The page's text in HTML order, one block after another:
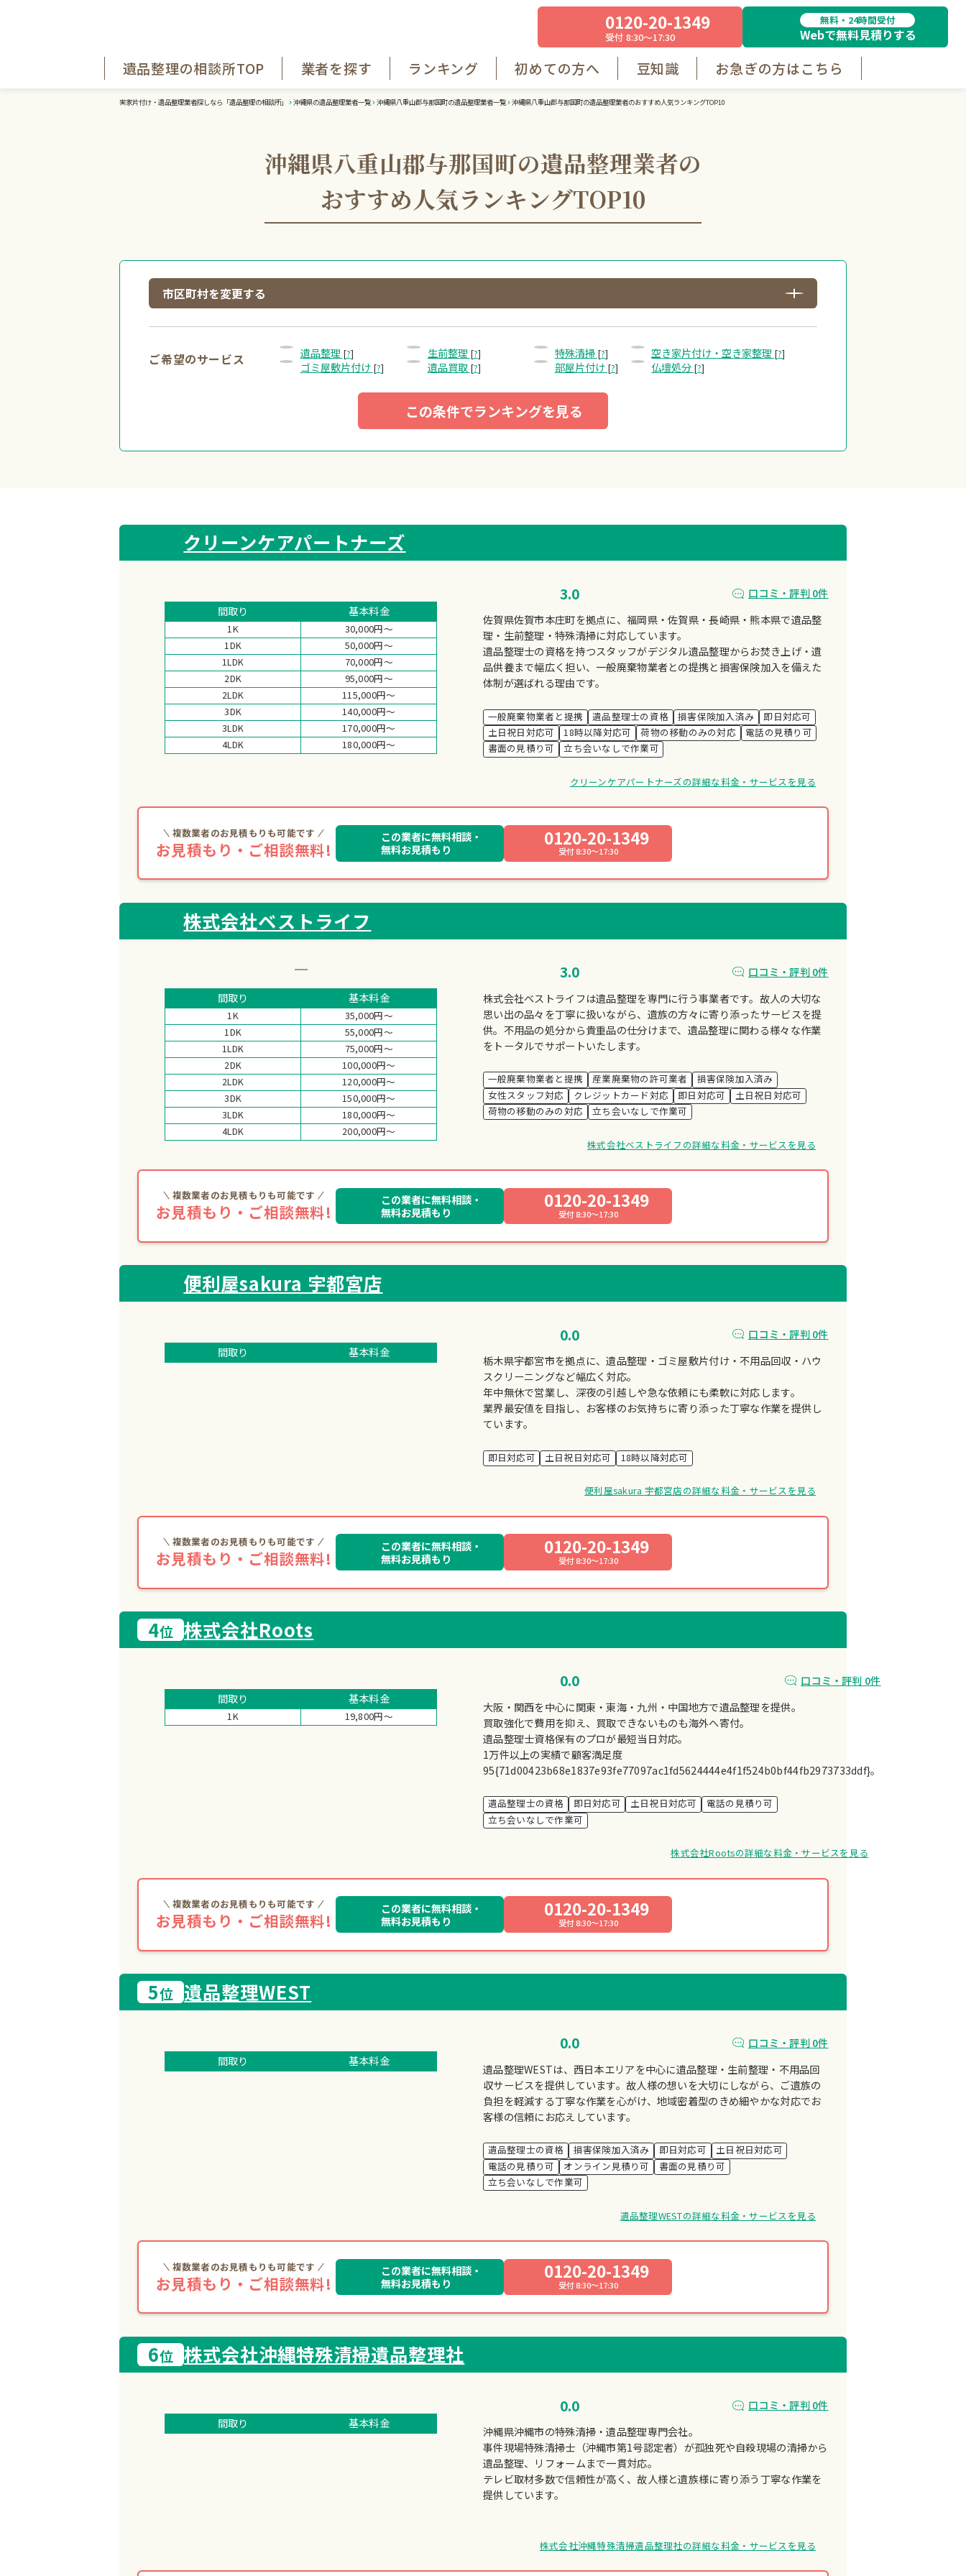
0120-20-1349
受付 8:30～17:30
無料・24時間受付
Webで無料見積りする
遺品整理の相談所TOP 業者を探す ランキング 初めての方へ 豆知識 お急ぎの方はこちら
実家片付け・遺品整理業者探しなら「遺品整理の相談所」 沖縄県の遺品整理業者一覧 沖縄県八重山郡与那国町の遺品整理業者一覧 沖縄県八重山郡与那国町の遺品整理業者のおすすめ人気ランキングTOP10
沖縄県八重山郡与那国町の遺品整理業者の
おすすめ人気ランキングTOP10
市区町村を変更する
ご希望のサービス 遺品整理 [?] 生前整理 [?] 特殊清掃 [?] 空き家片付け・空き家整理 [?]
ゴミ屋敷片付け [?] 遺品買取 [?] 部屋片付け [?] 仏壇処分 [?]
この条件でランキングを見る
クリーンケアパートナーズ
間取り 基本料金
1K
30,000円～
1DK
50,000円～
1LDK
70,000円～
2DK
95,000円～
2LDK
115,000円～
3DK
140,000円～
3LDK
170,000円～
4LDK
180,000円～
3.0
口コミ・評判 0件
佐賀県佐賀市本庄町を拠点に、福岡県・佐賀県・長崎県・熊本県で遺品整
理・生前整理・特殊清掃に対応しています。
遺品整理士の資格を持つスタッフがデジタル遺品整理からお焚き上げ・遺
品供養まで幅広く担い、一般廃棄物業者との提携と損害保険加入を備えた
体制が選ばれる理由です。
一般廃棄物業者と提携 遺品整理士の資格 損害保険加入済み
即日対応可
土日祝日対応可
18時以降対応可 荷物の移動のみの対応
電話の見積り可
書面の見積り可
立ち会いなしで作業可
クリーンケアパートナーズの詳細な料金・サービスを見る
複数業者のお見積もりも可能です
お見積もり・ご相談無料!
0120-20-1349
受付 8:30～17:30
この業者に無料相談・
無料お見積もり
株式会社ベストライフ
間取り 基本料金
1K
35,000円～
1DK
55,000円～
1LDK
75,000円～
2DK
100,000円～
2LDK
120,000円～
3DK
150,000円～
3LDK
180,000円～
4LDK
200,000円～
3.0
口コミ・評判 0件
株式会社ベストライフは遺品整理を専門に行う事業者です。故人の大切な
思い出の品々を丁寧に扱いながら、遺族の方々に寄り添ったサービスを提
供。不用品の処分から貴重品の仕分けまで、遺品整理に関わる様々な作業
をトータルでサポートいたします。
一般廃棄物業者と提携 産業廃棄物の許可業者
損害保険加入済み
女性スタッフ対応
クレジットカード対応 即日対応可
土日祝日対応可
荷物の移動のみの対応
立ち会いなしで作業可
株式会社ベストライフの詳細な料金・サービスを見る
複数業者のお見積もりも可能です
お見積もり・ご相談無料!
0120-20-1349
受付 8:30～17:30
この業者に無料相談・
無料お見積もり
便利屋sakura 宇都宮店
間取り 基本料金
0.0
口コミ・評判 0件
栃木県宇都宮市を拠点に、遺品整理・ゴミ屋敷片付け・不用品回収・ハウ
スクリーニングなど幅広く対応。
年中無休で営業し、深夜の引越しや急な依頼にも柔軟に対応します。
業界最安値を目指し、お客様のお気持ちに寄り添った丁寧な作業を提供し
ています。
即日対応可 土日祝日対応可 18時以降対応可
便利屋sakura 宇都宮店の詳細な料金・サービスを見る
複数業者のお見積もりも可能です
お見積もり・ご相談無料!
0120-20-1349
受付 8:30～17:30
この業者に無料相談・
無料お見積もり
4位 株式会社Roots
間取り 基本料金
1K 19,800円～
0.0
口コミ・評判 0件
大阪・関西を中心に関東・東海・九州・中国地方で遺品整理を提供。
買取強化で費用を抑え、買取できないものも海外へ寄付。
遺品整理士資格保有のプロが最短当日対応。
1万件以上の実績で顧客満足度
95{71d00423b68e1837e93fe77097ac1fd5624444e4f1f524b0bf44fb2973733ddf}。
遺品整理士の資格 即日対応可 土日祝日対応可
電話の見積り可
立ち会いなしで作業可
株式会社Rootsの詳細な料金・サービスを見る
複数業者のお見積もりも可能です
お見積もり・ご相談無料!
0120-20-1349
受付 8:30～17:30
この業者に無料相談・
無料お見積もり
5位 遺品整理WEST
間取り 基本料金
0.0
口コミ・評判 0件
遺品整理WESTは、西日本エリアを中心に遺品整理・生前整理・不用品回
収サービスを提供しています。故人様の想いを大切にしながら、ご遺族の
負担を軽減する丁寧な作業を心がけ、地域密着型のきめ細やかな対応でお
客様の信頼にお応えしています。
遺品整理士の資格 損害保険加入済み 即日対応可
土日祝日対応可
電話の見積り可
オンライン見積り可
書面の見積り可
立ち会いなしで作業可
遺品整理WESTの詳細な料金・サービスを見る
複数業者のお見積もりも可能です
お見積もり・ご相談無料!
0120-20-1349
受付 8:30～17:30
この業者に無料相談・
無料お見積もり
6位 株式会社沖縄特殊清掃遺品整理社
間取り 基本料金
0.0
口コミ・評判 0件
沖縄県沖縄市の特殊清掃・遺品整理専門会社。
事件現場特殊清掃士（沖縄市第1号認定者）が孤独死や自殺現場の清掃から
遺品整理、リフォームまで一貫対応。
テレビ取材多数で信頼性が高く、故人様と遺族様に寄り添う丁寧な作業を
提供しています。
株式会社沖縄特殊清掃遺品整理社の詳細な料金・サービスを見る